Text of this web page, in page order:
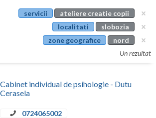
servicii
ateliere creatie copii
localitati
slobozia
zone geografice
nord
Un rezultat
Cabinet individual de psihologie - Dutu
Cerasela
0724065002